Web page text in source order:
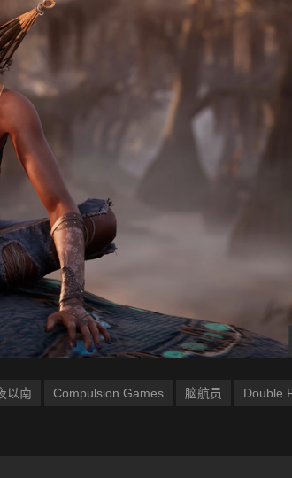
以南 Compulsion Games 脑航员 Double